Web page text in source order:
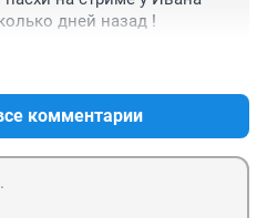
дней назад !
комментарии